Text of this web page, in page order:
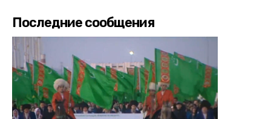
Последние сообщения